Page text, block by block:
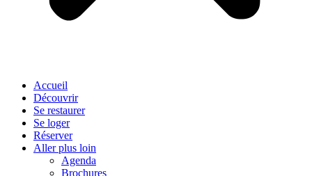
Accueil
Découvrir
Se restaurer
Se loger
Réserver
Aller plus loin
Agenda
Brochures